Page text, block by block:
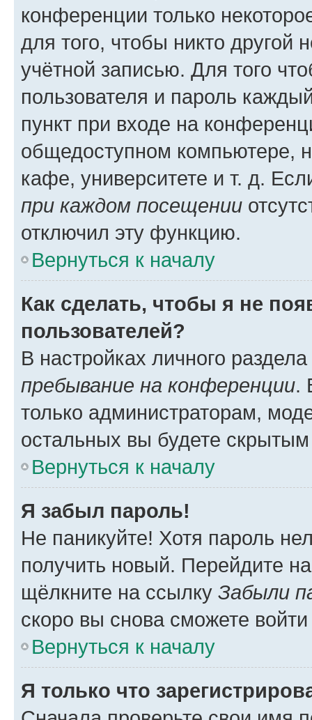
конференции только
для того, чтобы никто другой
учётной записью. Для того
пользователя и пароль
пункт при входе на
общедоступном компьютере,
кафе, университете и т. д.
при каждом посещении
отключил эту функцию.
Вернуться к началу
Как сделать, чтобы я не
пользователей?
В настройках личного
пребывание на конференции.
только администраторам,
остальных вы будете
Вернуться к началу
Я забыл пароль!
Не паникуйте! Хотя пароль
получить новый. Перейдите
щёлкните на ссылку Забыли
скоро вы снова сможете
Вернуться к началу
Я только что